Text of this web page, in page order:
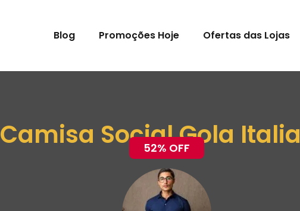
Blog Promoções Hoje Ofertas das Lojas
Camisa Social Gola
52% OFF